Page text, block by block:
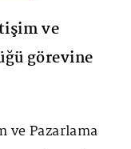
ve
görevine
ve Pazarlama